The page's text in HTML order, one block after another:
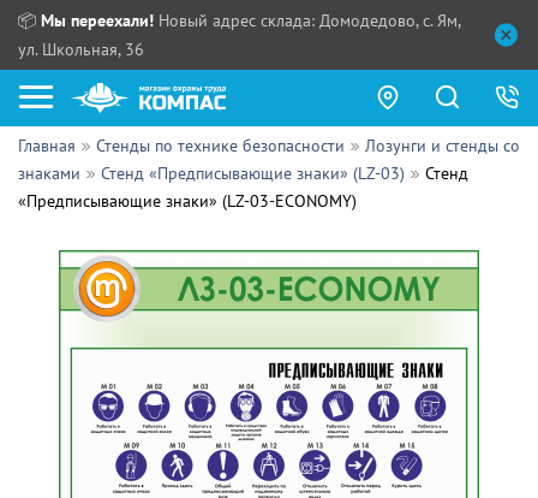
📦 Мы переехали! Новый адрес склада: Домодедово, с. Ям,
ул. Школьная, 36
Как купить?
Прайс-листы
Сотрудничество
Партнерам
Поставщикам
ПН - ЧТ:
ПТ:
Главная Стенды по технике безопасности
Лозунги и стенды со
знаками
Стенд «Предписывающие знаки» (LZ-03)
Стенд
«Предписывающие знаки» (LZ-03-ECONOMY)